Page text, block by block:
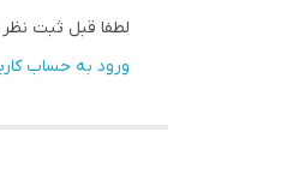
لطفا قبل ثبت
ورود به حساب